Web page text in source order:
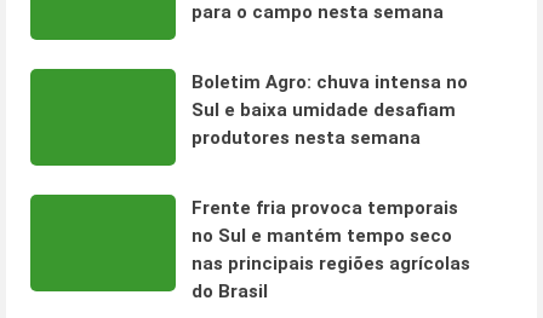
para o campo nesta semana
Boletim Agro: chuva intensa no
Sul e baixa umidade desafiam
produtores nesta semana
Frente fria provoca temporais
no Sul e mantém tempo seco
nas principais regiões agrícolas
do Brasil